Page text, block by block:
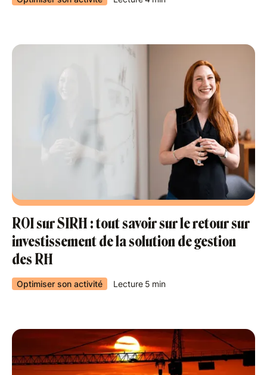
ROI sur SIRH : tout savoir sur le retour sur
investissement de la solution de gestion
des RH
Optimiser son activité Lecture 5 min